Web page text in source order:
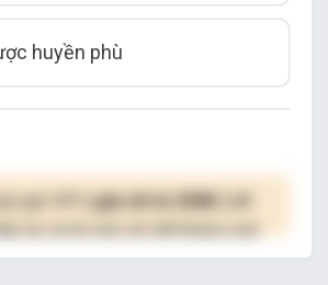
huyền phù
( giá chỉ từ 250K )